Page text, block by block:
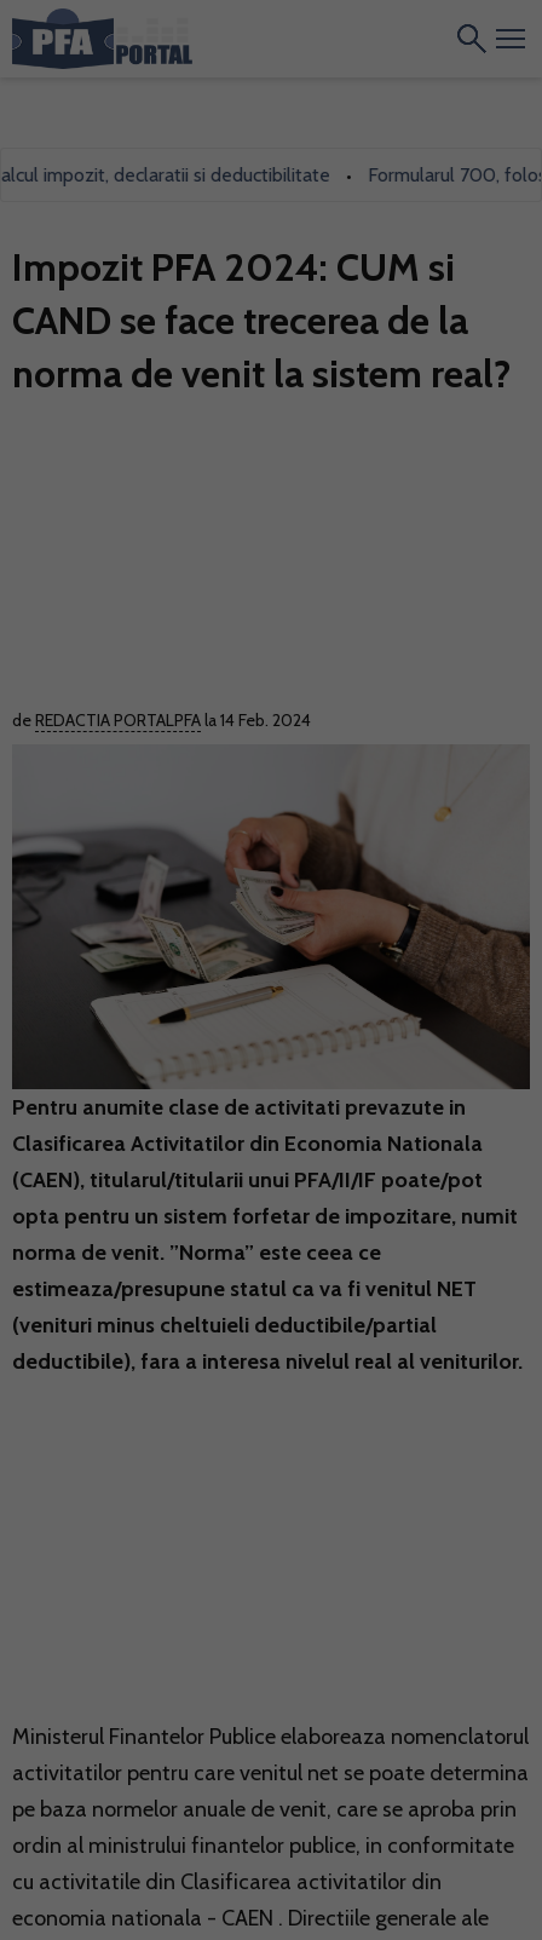
impozit, declaratii si deductibilitate • Formularul 700, folosit
Impozit PFA 2024: CUM si
CAND se face trecerea de la
norma de venit la sistem real?
de REDACTIA PORTALPFA la 14 Feb. 2024
Pentru anumite clase de activitati prevazute in
Clasificarea Activitatilor din Economia Nationala
(CAEN), titularul/titularii unui PFA/II/IF poate/pot
opta pentru un sistem forfetar de impozitare, numit
norma de venit. ”Norma” este ceea ce
estimeaza/presupune statul ca va fi venitul NET
(venituri minus cheltuieli deductibile/partial
deductibile), fara a interesa nivelul real al veniturilor.
Ministerul Finantelor Publice elaboreaza nomenclatorul
activitatilor pentru care venitul net se poate determina
pe baza normelor anuale de venit, care se aproba prin
ordin al ministrului finantelor publice, in conformitate
cu activitatile din Clasificarea activitatilor din
economia nationala - CAEN . Directiile generale ale